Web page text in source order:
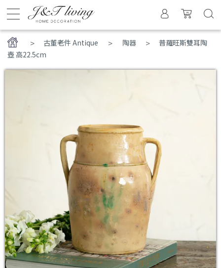
古董老件 Antique > 陶器
普羅旺斯雙耳陶
壺 高22.5cm